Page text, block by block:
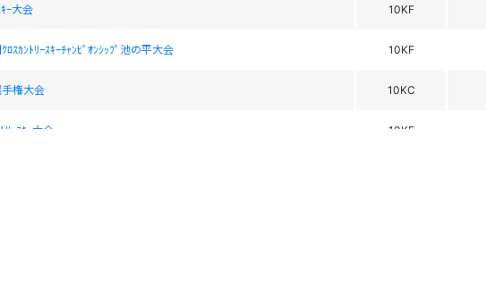
ｰ大会 10KF
ｽｶﾝﾄﾘｰｽｷｰﾁｬﾝﾋﾟｵﾝｼｯﾌﾟ池の平大会 10KF
手権大会 10KC
ﾘｰｽｷｰ大会 10KF